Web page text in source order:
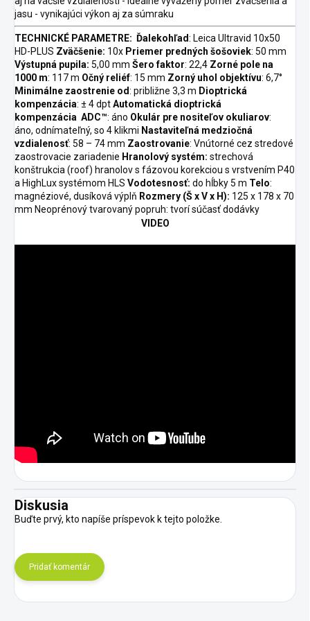
jasu - vynikajúci výkon aj za súmraku
TECHNICKÉ PARAMETRE: Ďalekohľad: Leica Ultravid 10x50
HD-PLUS Zväčšenie: 10x Priemer predných šošoviek: 50 mm
Výstupná pupila: 5,00 mm Šero faktor: 22,4 Zorné pole na
1000 m: 117 m Očný reliéf: 15 mm Zorný uhol objektívu: 6,7°
Minimálne zaostrenie od: približne 3,3 m Dioptrická
kompenzácia: ± 4 dptAutomatická dioptrická
kompenzácia ADC™: áno Okulár pre nositeľov okuliarov:
áno, odnímateľný, so 4 klikmi Nastaviteľná medziočná
vzdialenosť: 58 – 74 mm Zaostrovanie: Vnútorné cez stredové
zaostrovacie zariadenie Hranolový systém: strechová
konštrukcia (roof) hranolov s fázovou korekciou s vrstvením P40
a HighLux systémom HLS Vodotesnosť: do hĺbky 5 m Telo:
magnéziové, dusíková výplň Rozmery (Š x V x H): 125 x 178 x 70
mm Neoprénový tvarovaný popruh: tvorí súčasť dodávky
VIDEO
Diskusia
Buďte prvý, kto napíše príspevok k tejto položke.
Pridať komentár